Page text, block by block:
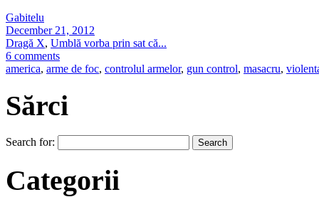
Gabitelu
December 21, 2012
Dragă X, Umblă vorba prin sat că...
6 comments
america, arme de foc, controlul armelor, gun control, masacru,
Sărci
Search for:
Categorii